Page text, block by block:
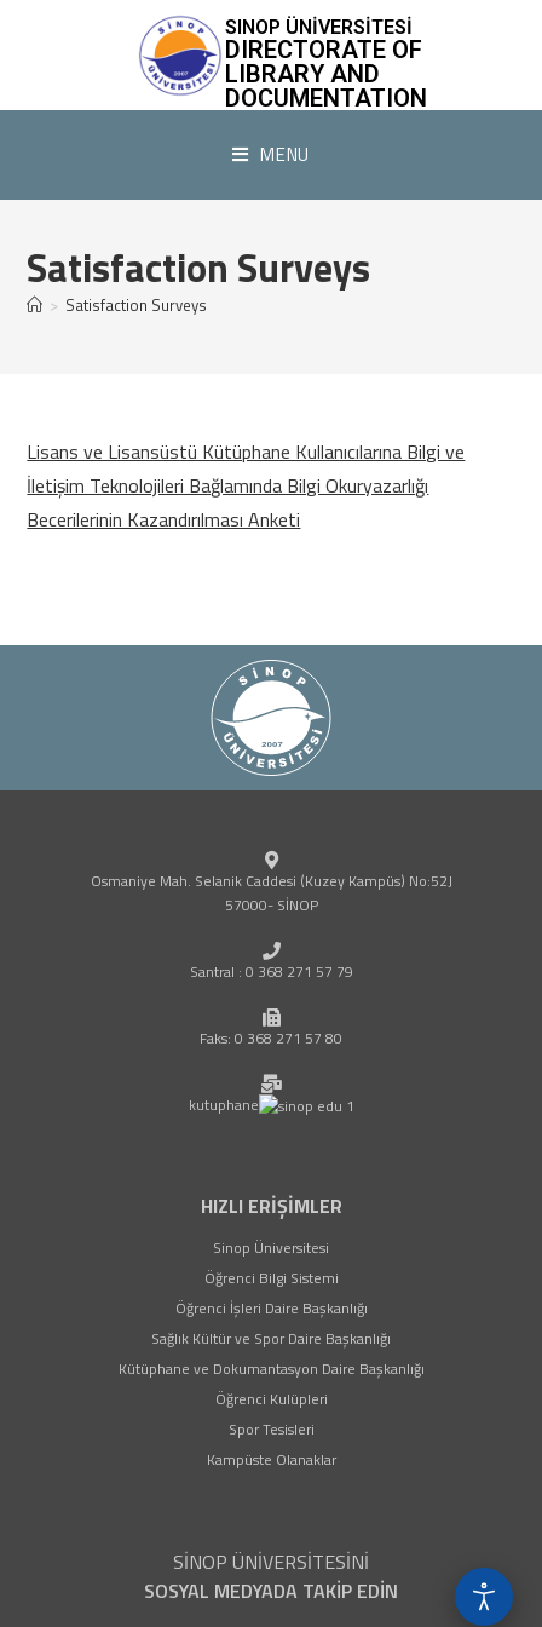
SINOP ÜNİVERSİTESİ
DIRECTORATE OF
LIBRARY AND
DOCUMENTATION
MENU
Satisfaction Surveys
> Satisfaction Surveys
Lisans ve Lisansüstü Kütüphane Kullanıcılarına Bilgi ve
İletişim Teknolojileri Bağlamında Bilgi Okuryazarlığı
Becerilerinin Kazandırılması Anketi
Osmaniye Mah. Selanik Caddesi (Kuzey Kampüs) No:52J
57000- SİNOP
Santral : 0 368 271 57 79
Faks: 0 368 271 57 80
kutuphane
HIZLI ERİŞİMLER
Sinop Üniversitesi
Öğrenci Bilgi Sistemi(yeni sekmede açılır)
Öğrenci İşleri Daire Başkanlığı(yeni sekmede açılır)
Sağlık Kültür ve Spor Daire Başkanlığı
Kütüphane ve Dokumantasyon Daire Başkanlığı(yeni sekmede
Öğrenci Kulüpleri(yeni sekmede açılır)
Spor Tesisleri(yeni sekmede açılır)
Kampüste Olanaklar
SİNOP ÜNİVERSİTESİNİ
SOSYAL MEDYADA TAKİP EDİN